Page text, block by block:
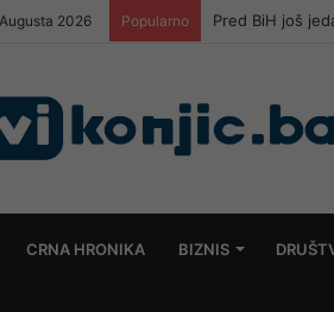
2026 Popularno Pred BiH još
CRNA HRONIKA BIZNIS